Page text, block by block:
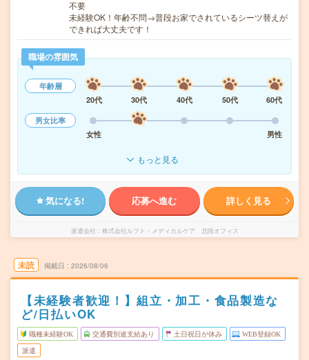
不要
未経験OK！年齢不問→普段お家でされているシーツ替えが
できれば大丈夫です！
職場の雰囲気
年齢層
20代
30代 40代 50代
60代
男女比率
女性
男性
もっと見る
気になる! 応募へ進む 詳しく見る
派遣会社 株式会社ルフト・メディカルケア 北陸オフィス
未読 掲載日 2026/08/06
【未経験者歓迎！】組立・加工・食品製造な
ど/日払いOK
職種未経験OK 交通費別途支給あり 土日祝日が休み WEB登録OK
派遣